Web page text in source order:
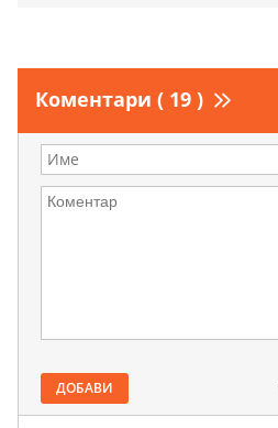
Коментари ( 19 )
ДОБАВИ